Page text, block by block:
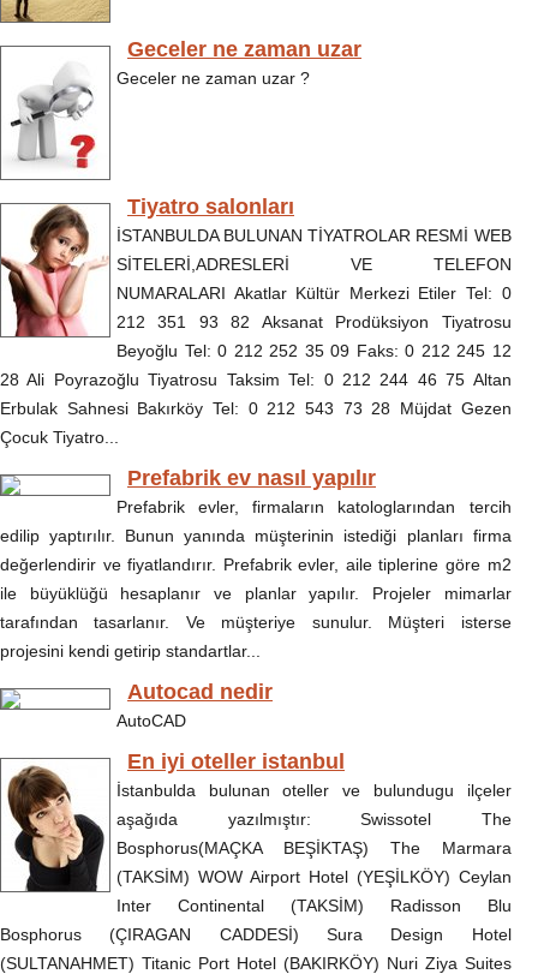
Geceler ne zaman uzar
Geceler ne zaman uzar ?
Tiyatro salonları
İSTANBULDA BULUNAN TİYATROLAR RESMİ WEB
SİTELERİ,ADRESLERİ VE TELEFON
NUMARALARI Akatlar Kültür Merkezi Etiler Tel: 0
212 351 93 82 Aksanat Prodüksiyon Tiyatrosu
Beyoğlu Tel: 0 212 252 35 09 Faks: 0 212 245 12
28 Ali Poyrazoğlu Tiyatrosu Taksim Tel: 0 212 244 46 75 Altan
Erbulak Sahnesi Bakırköy Tel: 0 212 543 73 28 Müjdat Gezen
Çocuk Tiyatro...
Prefabrik ev nasıl yapılır
Prefabrik evler, firmaların katologlarından tercih
edilip yaptırılır. Bunun yanında müşterinin istediği planları firma
değerlendirir ve fiyatlandırır. Prefabrik evler, aile tiplerine göre m2
ile büyüklüğü hesaplanır ve planlar yapılır. Projeler mimarlar
tarafından tasarlanır. Ve müşteriye sunulur. Müşteri isterse
projesini kendi getirip standartlar...
Autocad nedir
AutoCAD
En iyi oteller istanbul
İstanbulda bulunan oteller ve bulundugu ilçeler
aşağıda yazılmıştır: Swissotel The
Bosphorus(MAÇKA BEŞİKTAŞ) The Marmara
(TAKSİM) WOW Airport Hotel (YEŞİLKÖY) Ceylan
Inter Continental (TAKSİM) Radisson Blu
Bosphorus (ÇIRAGAN CADDESİ) Sura Design Hotel
(SULTANAHMET) Titanic Port Hotel (BAKIRKÖY) Nuri Ziya Suites